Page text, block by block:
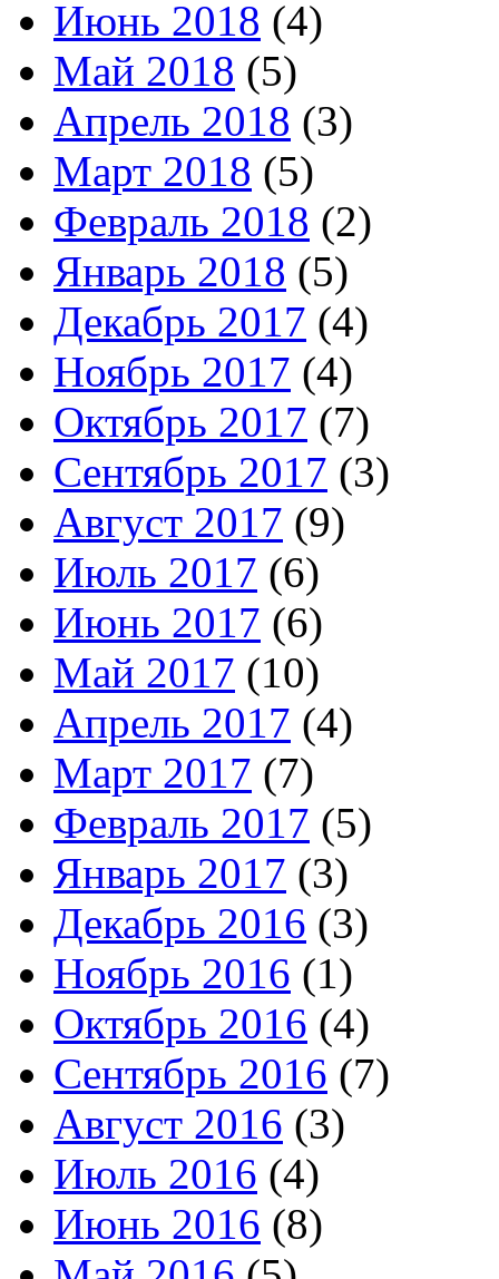
Июнь 2018 (4)
Май 2018 (5)
Апрель 2018 (3)
Март 2018 (5)
Февраль 2018 (2)
Январь 2018 (5)
Декабрь 2017 (4)
Ноябрь 2017 (4)
Октябрь 2017 (7)
Сентябрь 2017 (3)
Август 2017 (9)
Июль 2017 (6)
Июнь 2017 (6)
Май 2017 (10)
Апрель 2017 (4)
Март 2017 (7)
Февраль 2017 (5)
Январь 2017 (3)
Декабрь 2016 (3)
Ноябрь 2016 (1)
Октябрь 2016 (4)
Сентябрь 2016 (7)
Август 2016 (3)
Июль 2016 (4)
Июнь 2016 (8)